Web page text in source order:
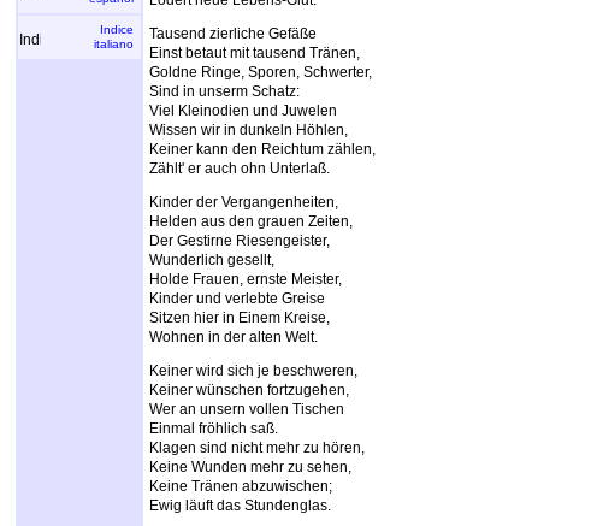
Indice
italiano
Tausend zierliche Gefäße
Einst betaut mit tausend Tränen,
Goldne Ringe, Sporen, Schwerter,
Sind in unserm Schatz:
Viel Kleinodien und Juwelen
Wissen wir in dunkeln Höhlen,
Keiner kann den Reichtum zählen,
Zählt' er auch ohn Unterlaß.
Kinder der Vergangenheiten,
Helden aus den grauen Zeiten,
Der Gestirne Riesengeister,
Wunderlich gesellt,
Holde Frauen, ernste Meister,
Kinder und verlebte Greise
Sitzen hier in Einem Kreise,
Wohnen in der alten Welt.
Keiner wird sich je beschweren,
Keiner wünschen fortzugehen,
Wer an unsern vollen Tischen
Einmal fröhlich saß.
Klagen sind nicht mehr zu hören,
Keine Wunden mehr zu sehen,
Keine Tränen abzuwischen;
Ewig läuft das Stundenglas.